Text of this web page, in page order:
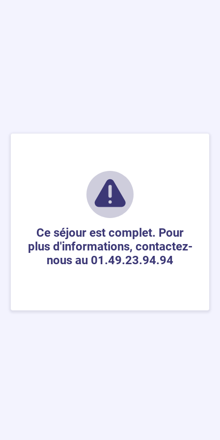
Ce séjour est complet. Pour
plus d'informations, contactez-
nous au 01.49.23.94.94